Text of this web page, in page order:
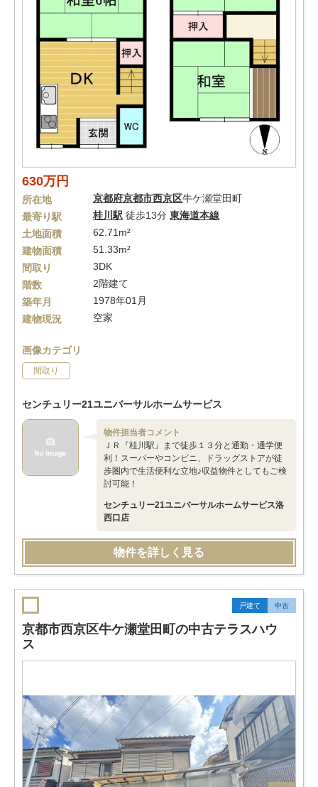
630万円
所在地 京都府京都市西京区牛ケ瀬堂田町
最寄り駅
桂川駅 徒歩13分 東海道本線
土地面積
62.71m²
建物面積
51.33m²
間取り
3DK
階数
2階建て
築年月
1978年01月
建物現況
空家
画像カテゴリ
間取り
センチュリー21ユニバーサルホームサービス
物件担当者コメント
ＪＲ『桂川駅』まで徒歩１３分と通勤・通学便
利！スーパーやコンビニ、ドラッグストアが徒
歩圏内で生活便利な立地♪収益物件としてもご検
討可能！
センチュリー21ユニバーサルホームサービス洛
西口店
物件を詳しく見る
戸建て 中古
京都市西京区牛ケ瀬堂田町の中古テラスハウ
ス